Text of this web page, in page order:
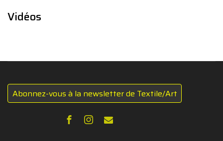
Vidéos
Abonnez-vous à la newsletter de Textile/Art